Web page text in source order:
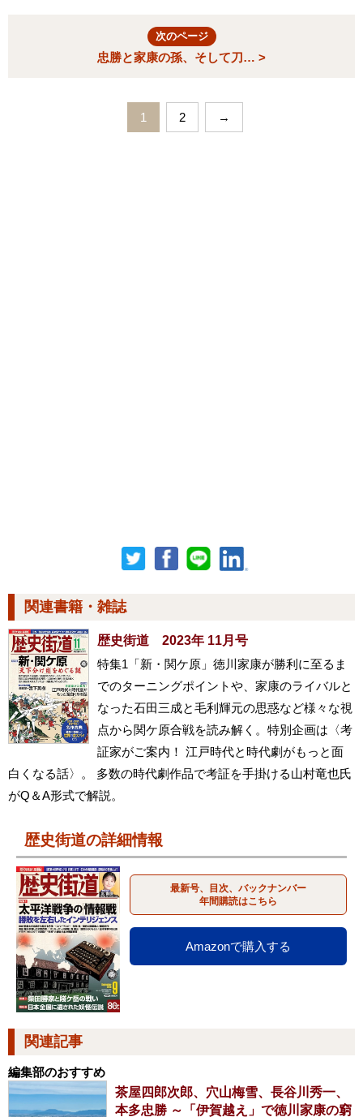
次のページ
忠勝と家康の孫、そして刀… >
1 2 →
関連書籍・雑誌
歴史街道 2023年 11月号
特集1「新・関ケ原」徳川家康が勝利に至るま
でのターニングポイントや、家康のライバルと
なった石田三成と毛利輝元の思惑など様々な視
点から関ケ原合戦を読み解く。特別企画は〈考
証家がご案内！ 江戸時代と時代劇がもっと面
白くなる話〉。 多数の時代劇作品で考証を手掛ける山村竜也氏
がQ＆A形式で解説。
歴史街道の詳細情報
最新号、目次、バックナンバー
年間購読はこちら
Amazonで購入する
関連記事
編集部のおすすめ
茶屋四郎次郎、穴山梅雪、長谷川秀一、
本多忠勝 ～「伊賀越え」で徳川家康の窮